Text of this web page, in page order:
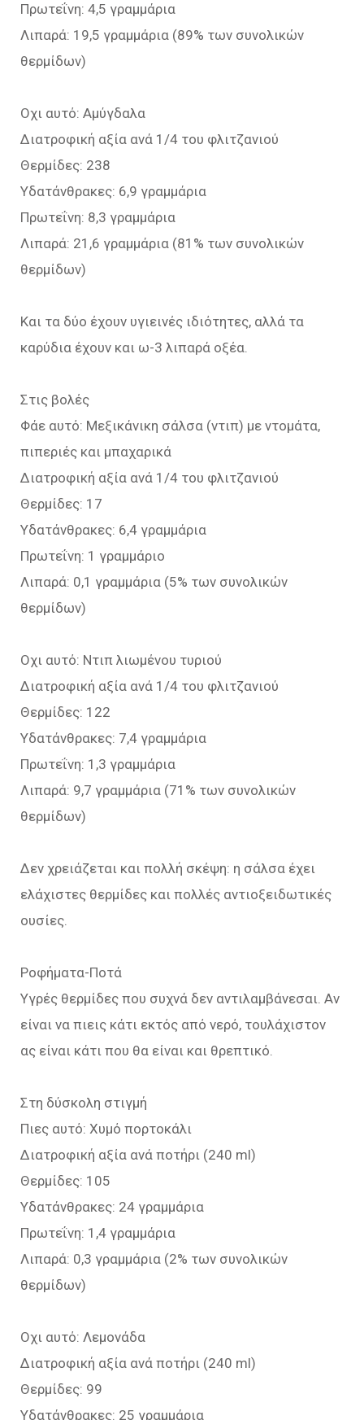
Πρωτεΐνη: 4,5 γραμμάρια
Λιπαρά: 19,5 γραμμάρια (89% των συνολικών
θερμίδων)
Οχι αυτό: Αμύγδαλα
Διατροφική αξία ανά 1/4 του φλιτζανιού
Θερμίδες: 238
Υδατάνθρακες: 6,9 γραμμάρια
Πρωτεΐνη: 8,3 γραμμάρια
Λιπαρά: 21,6 γραμμάρια (81% των συνολικών
θερμίδων)
Και τα δύο έχουν υγιεινές ιδιότητες, αλλά τα
καρύδια έχουν και ω-3 λιπαρά οξέα.
Στις βολές
Φάε αυτό: Μεξικάνικη σάλσα (ντιπ) με ντομάτα,
πιπεριές και μπαχαρικά
Διατροφική αξία ανά 1/4 του φλιτζανιού
Θερμίδες: 17
Υδατάνθρακες: 6,4 γραμμάρια
Πρωτεΐνη: 1 γραμμάριο
Λιπαρά: 0,1 γραμμάρια (5% των συνολικών
θερμίδων)
Οχι αυτό: Ντιπ λιωμένου τυριού
Διατροφική αξία ανά 1/4 του φλιτζανιού
Θερμίδες: 122
Υδατάνθρακες: 7,4 γραμμάρια
Πρωτεΐνη: 1,3 γραμμάρια
Λιπαρά: 9,7 γραμμάρια (71% των συνολικών
θερμίδων)
Δεν χρειάζεται και πολλή σκέψη: η σάλσα έχει
ελάχιστες θερμίδες και πολλές αντιοξειδωτικές
ουσίες.
Ροφήματα-Ποτά
Υγρές θερμίδες που συχνά δεν αντιλαμβάνεσαι. Αν
είναι να πιεις κάτι εκτός από νερό, τουλάχιστον
ας είναι κάτι που θα είναι και θρεπτικό.
Στη δύσκολη στιγμή
Πιες αυτό: Χυμό πορτοκάλι
Διατροφική αξία ανά ποτήρι (240 ml)
Θερμίδες: 105
Υδατάνθρακες: 24 γραμμάρια
Πρωτεΐνη: 1,4 γραμμάρια
Λιπαρά: 0,3 γραμμάρια (2% των συνολικών
θερμίδων)
Οχι αυτό: Λεμονάδα
Διατροφική αξία ανά ποτήρι (240 ml)
Θερμίδες: 99
Υδατάνθρακες: 25 γραμμάρια